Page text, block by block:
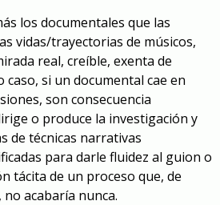
los documentales que las
vidas/trayectorias de músicos,
real, creíble, exenta de
caso, si un documental cae en
son consecuencia
o produce la investigación y
de técnicas narrativas
para darle fluidez al guion o
tácita de un proceso que, de
acabaría nunca.